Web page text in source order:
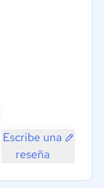
Escribe una
reseña